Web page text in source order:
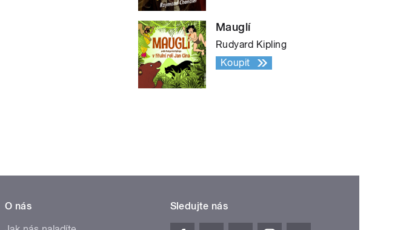
Mauglí
Rudyard Kipling
Koupit
O nás
Sledujte nás